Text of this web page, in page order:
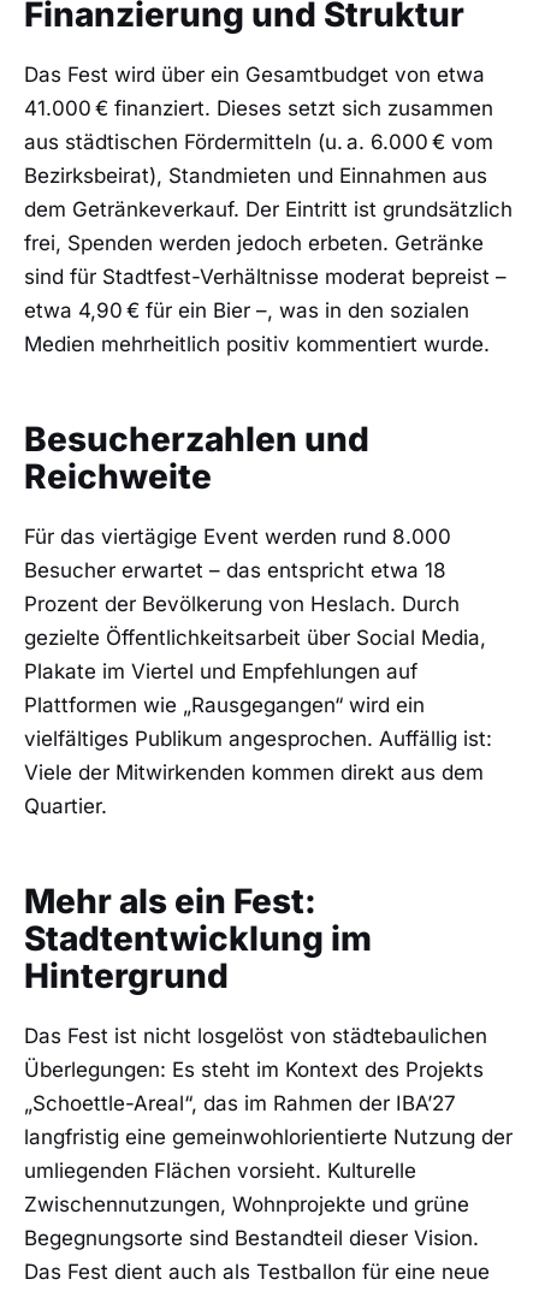
Finanzierung und Struktur
Das Fest wird über ein Gesamtbudget von etwa
41.000 € finanziert. Dieses setzt sich zusammen
aus städtischen Fördermitteln (u. a. 6.000 € vom
Bezirksbeirat), Standmieten und Einnahmen aus
dem Getränkeverkauf. Der Eintritt ist grundsätzlich
frei, Spenden werden jedoch erbeten. Getränke
sind für Stadtfest-Verhältnisse moderat bepreist –
etwa 4,90 € für ein Bier –, was in den sozialen
Medien mehrheitlich positiv kommentiert wurde.
Besucherzahlen und
Reichweite
Für das viertägige Event werden rund 8.000
Besucher erwartet – das entspricht etwa 18
Prozent der Bevölkerung von Heslach. Durch
gezielte Öffentlichkeitsarbeit über Social Media,
Plakate im Viertel und Empfehlungen auf
Plattformen wie „Rausgegangen“ wird ein
vielfältiges Publikum angesprochen. Auffällig ist:
Viele der Mitwirkenden kommen direkt aus dem
Quartier.
Mehr als ein Fest:
Stadtentwicklung im
Hintergrund
Das Fest ist nicht losgelöst von städtebaulichen
Überlegungen: Es steht im Kontext des Projekts
„Schoettle-Areal“, das im Rahmen der IBA’27
langfristig eine gemeinwohlorientierte Nutzung der
umliegenden Flächen vorsieht. Kulturelle
Zwischennutzungen, Wohnprojekte und grüne
Begegnungsorte sind Bestandteil dieser Vision.
Das Fest dient auch als Testballon für eine neue